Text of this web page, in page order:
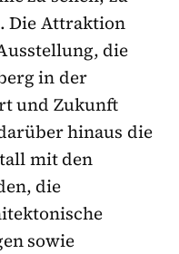
Die Attraktion
die
in der
und Zukunft
hinaus die
mit den
die
sowie